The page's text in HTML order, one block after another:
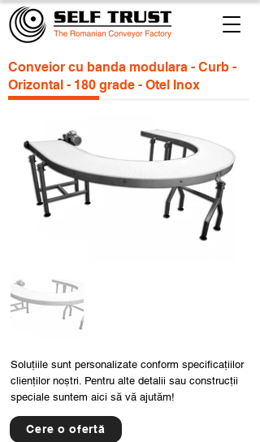
Conveior cu banda modulara - Curb -
Orizontal - 180 grade - Otel Inox
Soluțiile sunt personalizate conform specificațiilor
clienților noștri. Pentru alte detalii sau construcții
speciale suntem aici să vă ajutăm!
Cere o ofertă